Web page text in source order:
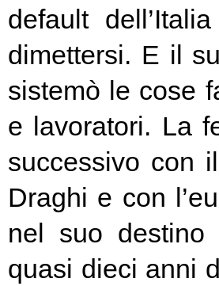
default
dimettersi. E il
sistemò le cose
e lavoratori. La
successivo con
Draghi e con
nel suo
quasi dieci anni